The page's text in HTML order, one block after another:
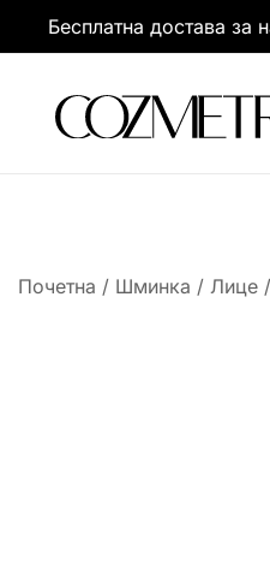
Бесплатна достава за
Почетна / Шминка / Лице /